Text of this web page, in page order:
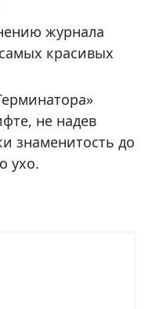
журнала
красивых
не надев
знаменитость до
ухо.